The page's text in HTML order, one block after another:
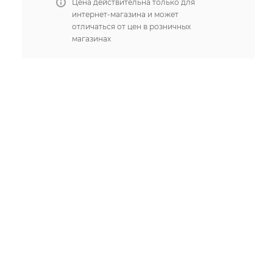
Цена действительна только для
интернет-магазина и может
отличаться от цен в розничных
магазинах